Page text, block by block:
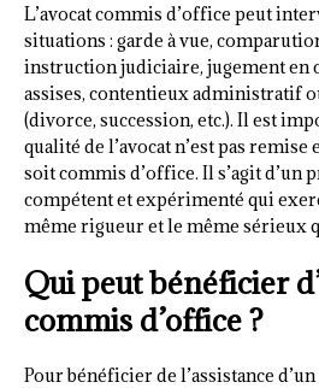
L’avocat commis d’office peut
situations : garde à vue,
instruction judiciaire, jugement en
assises, contentieux administratif
(divorce, succession, etc.). Il est
qualité de l’avocat n’est pas remise
soit commis d’office. Il s’agit d’un
compétent et expérimenté qui
même rigueur et le même sérieux
Qui peut bénéficier
commis d’office ?
Pour bénéficier de l’assistance